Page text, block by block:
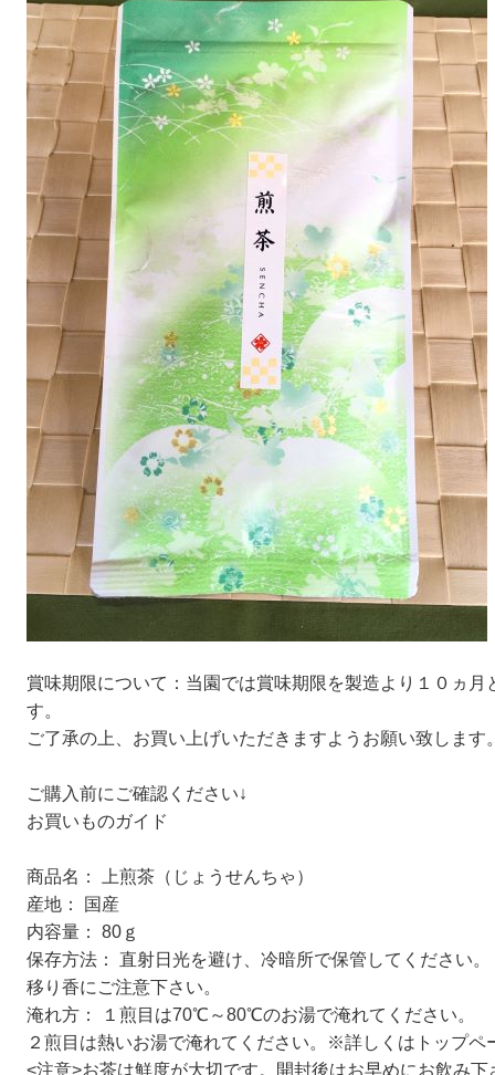
賞味期限について：当園では賞味期限を製造より１０ヵ
す。
ご了承の上、お買い上げいただきますようお願い致します
ご購入前にご確認ください↓
お買いものガイド
商品名： 上煎茶（じょうせんちゃ）
産地： 国産
内容量： 80ｇ
保存方法： 直射日光を避け、冷暗所で保管してください。
移り香にご注意下さい。
淹れ方： １煎目は70℃～80℃のお湯で淹れてください。
２煎目は熱いお湯で淹れてください。※詳しくはトップペ
<注意>お茶は鮮度が大切です。開封後はお早めにお飲み下